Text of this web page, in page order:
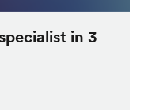
in 3